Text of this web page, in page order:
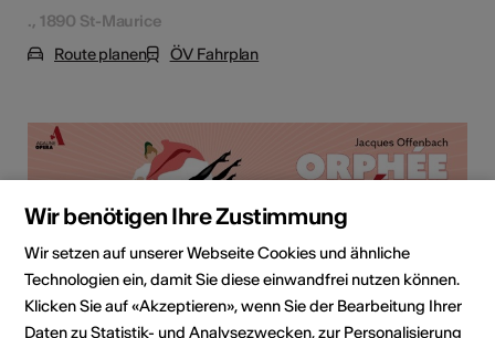
., 1890 St-Maurice
Route planen
ÖV Fahrplan
Institution / Organisation
Wir benötigen Ihre Zustimmung
Wir setzen auf unserer Webseite Cookies und ähnliche
Technologien ein, damit Sie diese einwandfrei nutzen können.
Klicken Sie auf «Akzeptieren», wenn Sie der Bearbeitung Ihrer
Daten zu Statistik- und Analysezwecken, zur Personalisierung